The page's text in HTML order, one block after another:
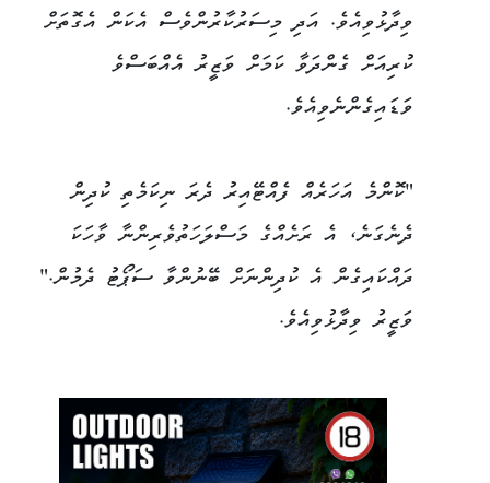
ވިދާޅުވިއެވެ. އަދި މިސަރުކާރުންވެސް އެކަން އެގޮތަށް
ކުރިއަށް ގެންދަވާ ކަމަށް ވަޒީރު އެއްބަސްވެ
ވަޑައިގެންނެވިއެވެ.
"ކޮންމެ އަހަރެއް ފެއްޓޭއިރު ދެރަ ނިކަމެތި ކުދިން
ދެނެގަނެ، އެ ރަށެއްގެ މަސްލަހަތުވެރިންނާ ވާހަކަ
ދައްކައިގެން އެ ކުދިންނަށް ބޭނުންވާ ސަޕޯޓު ދެމުން."
ވަޒީރު ވިދާޅުވިއެވެ.